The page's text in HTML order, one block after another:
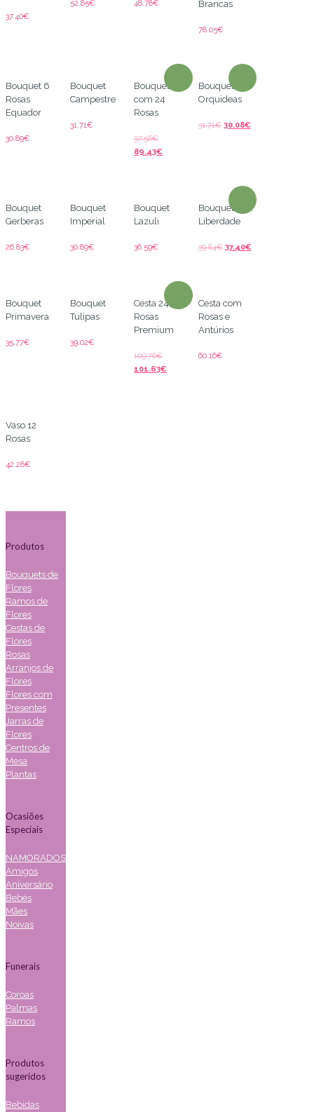
37.40€
52.85€ 48.78€
Brancas
78.05€
Bouquet 6
Rosas
Equador
30.89€
Bouquet
Campestre
31.71€
Bouquet
com 24
Rosas
97.56€
89.43€
Bouquet de
Orquideas
31.71€ 30.08€
Bouquet
Gerberas
26.83€
Bouquet
Imperial
30.89€
Bouquet
Lazuli
36.59€
Bouquet
Liberdade
39.84€ 37.40€
Bouquet
Primavera
35.77€
Bouquet
Tulipas
39.02€
Cesta 24
Rosas
Premium
109.76€
101.63€
Cesta com
Rosas e
Antúrios
60.16€
Vaso 12
Rosas
42.28€
Produtos
Bouquets de
Flores
Ramos de
Flores
Cestas de
Flores
Rosas
Arranjos de
Flores
Flores com
Presentes
Jarras de
Flores
Centros de
Mesa
Plantas
Ocasiões
Especiais
NAMORADOS
Amigos
Aniversário
Bebés
Mães
Noivas
Funerais
Coroas
Palmas
Ramos
Produtos
sugeridos
Bebidas